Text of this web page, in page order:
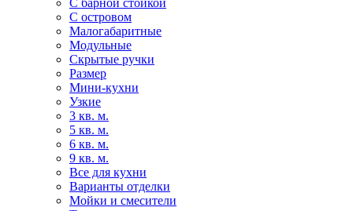
С барной стойкой
С островом
Малогабаритные
Модульные
Скрытые ручки
Размер
Мини-кухни
Узкие
3 кв. м.
5 кв. м.
6 кв. м.
9 кв. м.
Все для кухни
Варианты отделки
Мойки и смесители